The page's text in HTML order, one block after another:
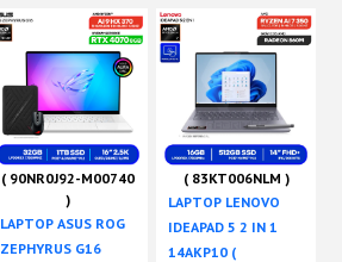
( 90NR0J92-M00740
)
LAPTOP ASUS ROG
ZEPHYRUS G16
( 83KT006NLM )
LAPTOP LENOVO
IDEAPAD 5 2 IN 1
14AKP10 (